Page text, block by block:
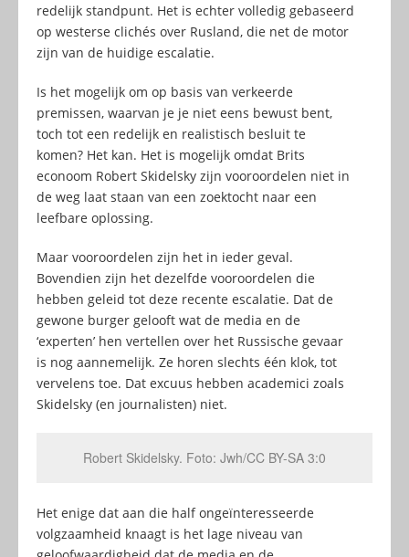
redelijk standpunt. Het is echter volledig gebaseerd
op westerse clichés over Rusland, die net de motor
zijn van de huidige escalatie.
Is het mogelijk om op basis van verkeerde
premissen, waarvan je je niet eens bewust bent,
toch tot een redelijk en realistisch besluit te
komen? Het kan. Het is mogelijk omdat Brits
econoom Robert Skidelsky zijn vooroordelen niet in
de weg laat staan van een zoektocht naar een
leefbare oplossing.
Maar vooroordelen zijn het in ieder geval.
Bovendien zijn het dezelfde vooroordelen die
hebben geleid tot deze recente escalatie. Dat de
gewone burger gelooft wat de media en de
‘experten’ hen vertellen over het Russische gevaar
is nog aannemelijk. Ze horen slechts één klok, tot
vervelens toe. Dat excuus hebben academici zoals
Skidelsky (en journalisten) niet.
Robert Skidelsky. Foto: Jwh/CC BY-SA 3:0
Het enige dat aan die half ongeïnteresseerde
volgzaamheid knaagt is het lage niveau van